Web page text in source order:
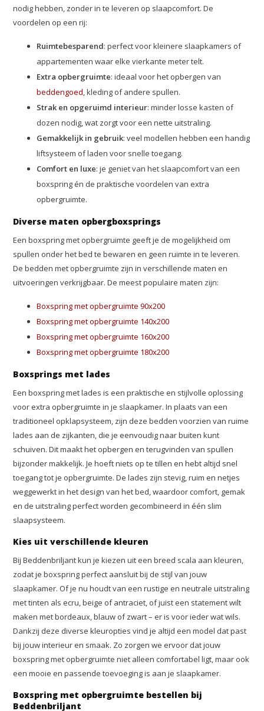
nodig hebben, zonder in te leveren op slaapcomfort. De
voordelen op een rij:
Ruimtebesparend: perfect voor kleinere slaapkamers of
appartementen waar elke vierkante meter telt.
Extra opbergruimte: ideaal voor het opbergen van
beddengoed , kleding of andere spullen.
Strak en opgeruimd interieur: minder losse kasten of
dozen nodig, wat zorgt voor een nette uitstraling.
Gemakkelijk in gebruik: veel modellen hebben een handig
liftsysteem of laden voor snelle toegang.
Comfort en luxe: je geniet van het slaapcomfort van een
boxspring én de praktische voordelen van extra
opbergruimte.
Diverse maten opbergboxsprings
Een boxspring met opbergruimte geeft je de mogelijkheid om
spullen onder het bed te bewaren en geen ruimte in te leveren.
De bedden met opbergruimte zijn in verschillende maten en
uitvoeringen verkrijgbaar. De meest populaire maten zijn:
Boxspring met opbergruimte 90x200
Boxspring met opbergruimte 140x200
Boxspring met opbergruimte 160x200
Boxspring met opbergruimte 180x200
Boxsprings met lades
Een boxspring met lades is een praktische en stijlvolle oplossing
voor extra opbergruimte in je slaapkamer. In plaats van een
traditioneel opklapsysteem, zijn deze bedden voorzien van ruime
lades aan de zijkanten, die je eenvoudig naar buiten kunt
schuiven. Dit maakt het opbergen en terugvinden van spullen
bijzonder makkelijk. Je hoeft niets op te tillen en hebt altijd snel
toegang tot je opbergruimte. De lades zijn stevig, ruim en netjes
weggewerkt in het design van het bed, waardoor comfort, gemak
en de uitstraling perfect worden gecombineerd in één slim
slaapsysteem.
Kies uit verschillende kleuren
Bij Beddenbriljant kun je kiezen uit een breed scala aan kleuren,
zodat je boxspring perfect aansluit bij de stijl van jouw
slaapkamer. Of je nu houdt van een rustige en neutrale uitstraling
met tinten als ecru, beige of antraciet, of juist een statement wilt
maken met bordeaux, blauw of zwart – er is voor ieder wat wils.
Dankzij deze diverse kleuropties vind je altijd een model dat past
bij jouw interieur en smaak. Zo zorgen we ervoor dat jouw
boxspring met opbergruimte niet alleen comfortabel ligt, maar ook
een mooie en passende toevoeging is aan je slaapkamer.
Boxspring met opbergruimte bestellen bij
Beddenbriljant